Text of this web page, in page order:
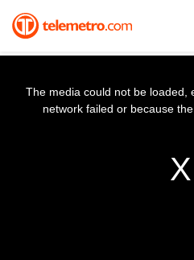
The media could not be loaded,
network failed or because